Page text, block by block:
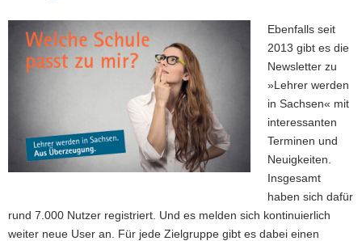
Ebenfalls seit
2013 gibt es die
Newsletter zu
»Lehrer werden
in Sachsen« mit
interessanten
Terminen und
Neuigkeiten.
Insgesamt
haben sich dafür
rund 7.000 Nutzer registriert. Und es melden sich kontinuierlich
weiter neue User an. Für jede Zielgruppe gibt es dabei einen